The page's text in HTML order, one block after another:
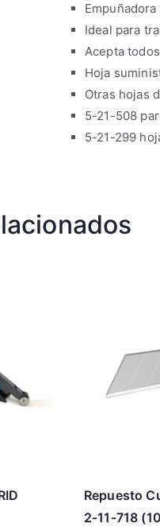
Ideal para
Acepta
Hoja
Otras hojas
5-21-508
5-21-299
Repuesto
2-11-718